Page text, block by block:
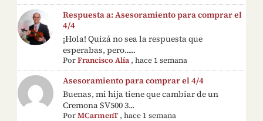
Respuesta a: Asesoramiento para comprar el
4/4
¡Hola! Quizá no sea la respuesta que
esperabas, pero......
PorFrancisco Alía ,hace 1 semana
Asesoramiento para comprar el 4/4
Buenas, mi hija tiene que cambiar de un
Cremona SV500 3...
PorMCarmenT,hace 1 semana